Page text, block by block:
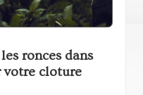
ronces dans
votre cloture